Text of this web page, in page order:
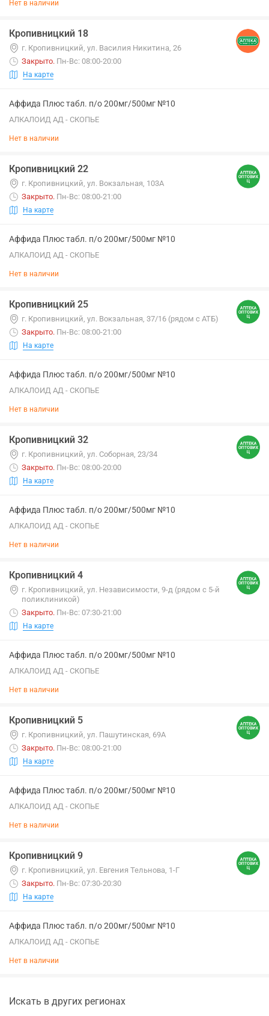
Нет в наличии
Кропивницкий 18
г. Кропивницкий, ул. Василия Никитина, 26
Закрыто. Пн-Вс: 08:00-20:00
На карте
Аффида Плюс табл. п/о 200мг/500мг №10
АЛКАЛОИД АД - СКОПЬЕ
Нет в наличии
Кропивницкий 22
г. Кропивницкий, ул. Вокзальная, 103А
Закрыто. Пн-Вс: 08:00-21:00
На карте
Аффида Плюс табл. п/о 200мг/500мг №10
АЛКАЛОИД АД - СКОПЬЕ
Нет в наличии
Кропивницкий 25
г. Кропивницкий, ул. Вокзальная, 37/16 (рядом с АТБ)
Закрыто. Пн-Вс: 08:00-21:00
На карте
Аффида Плюс табл. п/о 200мг/500мг №10
АЛКАЛОИД АД - СКОПЬЕ
Нет в наличии
Кропивницкий 32
г. Кропивницкий, ул. Соборная, 23/34
Закрыто. Пн-Вс: 08:00-20:00
На карте
Аффида Плюс табл. п/о 200мг/500мг №10
АЛКАЛОИД АД - СКОПЬЕ
Нет в наличии
Кропивницкий 4
г. Кропивницкий, ул. Независимости, 9-д (рядом с 5-й
поликлиникой)
Закрыто. Пн-Вс: 07:30-21:00
На карте
Аффида Плюс табл. п/о 200мг/500мг №10
АЛКАЛОИД АД - СКОПЬЕ
Нет в наличии
Кропивницкий 5
г. Кропивницкий, ул. Пашутинская, 69А
Закрыто. Пн-Вс: 08:00-21:00
На карте
Аффида Плюс табл. п/о 200мг/500мг №10
АЛКАЛОИД АД - СКОПЬЕ
Нет в наличии
Кропивницкий 9
г. Кропивницкий, ул. Евгения Тельнова, 1-Г
Закрыто. Пн-Вс: 07:30-20:30
На карте
Аффида Плюс табл. п/о 200мг/500мг №10
АЛКАЛОИД АД - СКОПЬЕ
Нет в наличии
Искать в других регионах